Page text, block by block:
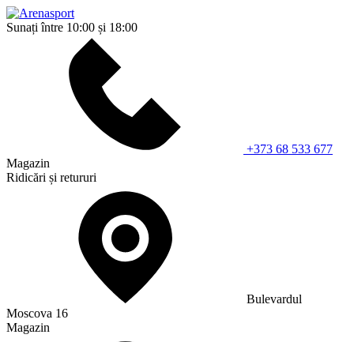
Sunați între 10:00 și 18:00
+373 68 533 677
Magazin
Ridicări și retururi
Bulevardul
Moscova 16
Magazin